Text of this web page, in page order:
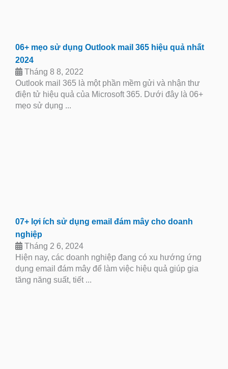
06+ mẹo sử dụng Outlook mail 365 hiệu quả nhất
2024
Tháng 8 8, 2022
Outlook mail 365 là một phần mềm gửi và nhận thư
điện tử hiệu quả của Microsoft 365. Dưới đây là 06+
mẹo sử dụng ...
07+ lợi ích sử dụng email đám mây cho doanh
nghiệp
Tháng 2 6, 2024
Hiện nay, các doanh nghiệp đang có xu hướng ứng
dụng email đám mây để làm việc hiệu quả giúp gia
tăng năng suất, tiết ...